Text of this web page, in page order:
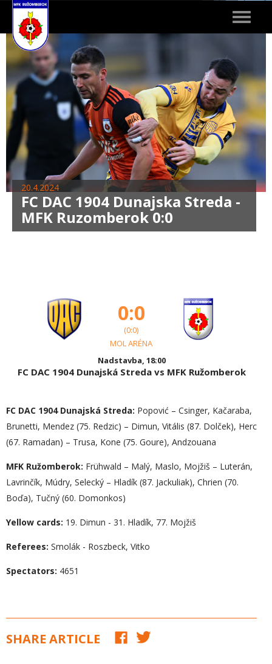
Toggle
20.4.2024
FC DAC 1904 Dunajska Streda -
MFK Ruzomberok 0:0
0:0
(0:0)
MOL ARÉNA
Nadstavba, 18:00
FC DAC 1904 Dunajská Streda vs MFK Ružomberok
FC DAC 1904 Dunajská Streda: Popović – Csinger, Kačaraba,
Brunetti, Mendez (75. Redzic) – Dimun, Vitális (87. Dolček), Herc
(67. Ramadan) – Trusa, Kone (75. Goure), Andzouana
MFK Ružomberok: Frühwald – Malý, Maslo, Mojžiš – Luterán,
Lavrinčík, Múdry, Selecký – Hladík (87. Jackuliak), Chrien (70.
Boďa), Tučný (60. Domonkos)
Yellow cards: 19. Dimun - 31. Hladík, 77. Mojžiš
Referees: Smolák - Roszbeck, Vitko
Spectators: 4651
SHARE ARTICLE